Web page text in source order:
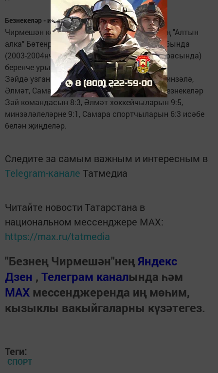
Безнекеләр - иң алда
Чирмешән командасы яшь хоккейчыларның "Алтын
алка" Бөтенроссия ярышларының зона этабында
(2003-2004нче елларда туган яшүсмерләр арасында)
беренче урынга лаек булды.
Зәйдә узган уеннарда биш команда (Зәй, Минзәлә,
Әлмәт, Самара, Чирмешән) көч сынашты. Безнекеләр
Зәй командасын 8:3, Әлмәт хоккейчыларын 9:5,
минзәләлеләрне 9:1, Самара спортчыларын 6:3 исәбе
белән җиңделәр.
Следите за самым важным и интересным в
Telegram-канале Татмедиа
Читайте новости Татарстана в
национальном мессенджере MАХ:
https://max.ru/tatmedia
"Безнең Чирмешән"неңЯндекс
Дзен , Телеграм каналында һәм
МАХ мессенджеренда иң мөһим,
кызыклы вакыйгаларны күзәтегез.
Теги:
СПОРТ